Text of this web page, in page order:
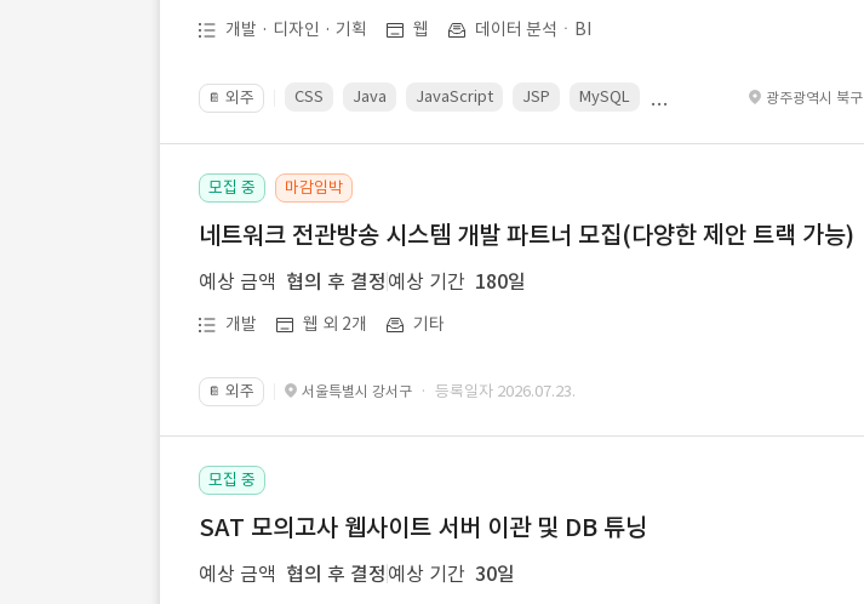
개발 · 디자인 · 기획 웹 데이터 분석ㆍBI
📔 외주 CSS Java JavaScript JSP MySQL Spring광주광역시 북구
모집 중 마감임박
네트워크 전관방송 시스템 개발 파트너 모집(다양한 제안 트랙 가능)
예상 금액 협의 후 결정 예상 기간 180일
개발 웹 외 2개 기타
📔 외주 서울특별시 강서구 · 등록일자 2026.07.23.
모집 중
SAT 모의고사 웹사이트 서버 이관 및 DB 튜닝
예상 금액 협의 후 결정 예상 기간 30일